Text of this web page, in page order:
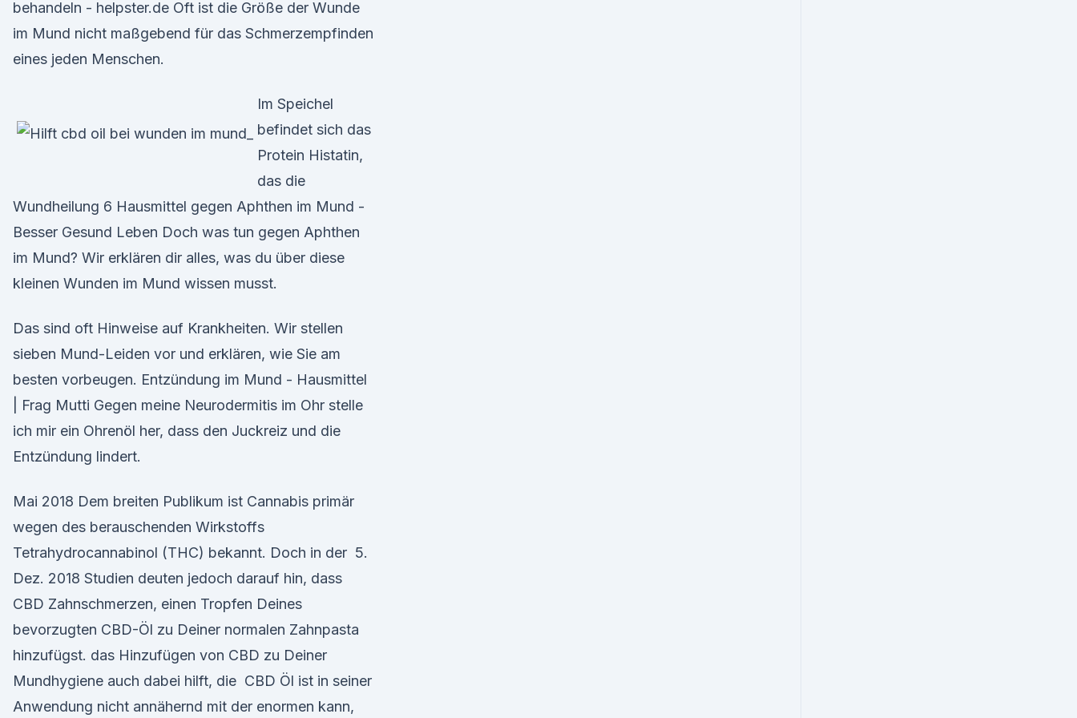
behandeln - helpster.de Oft ist die Größe der Wunde
im Mund nicht maßgebend für das Schmerzempfinden
eines jeden Menschen.
Im Speichel
befindet sich das
Protein Histatin,
das die
Wundheilung 6 Hausmittel gegen Aphthen im Mund -
Besser Gesund Leben Doch was tun gegen Aphthen
im Mund? Wir erklären dir alles, was du über diese
kleinen Wunden im Mund wissen musst.
Das sind oft Hinweise auf Krankheiten. Wir stellen
sieben Mund-Leiden vor und erklären, wie Sie am
besten vorbeugen. Entzündung im Mund - Hausmittel
| Frag Mutti Gegen meine Neurodermitis im Ohr stelle
ich mir ein Ohrenöl her, dass den Juckreiz und die
Entzündung lindert.
Mai 2018 Dem breiten Publikum ist Cannabis primär
wegen des berauschenden Wirkstoffs
Tetrahydrocannabinol (THC) bekannt. Doch in der 5.
Dez. 2018 Studien deuten jedoch darauf hin, dass
CBD Zahnschmerzen, einen Tropfen Deines
bevorzugten CBD-Öl zu Deiner normalen Zahnpasta
hinzufügst. das Hinzufügen von CBD zu Deiner
Mundhygiene auch dabei hilft, die CBD Öl ist in seiner
Anwendung nicht annähernd mit der enormen kann,